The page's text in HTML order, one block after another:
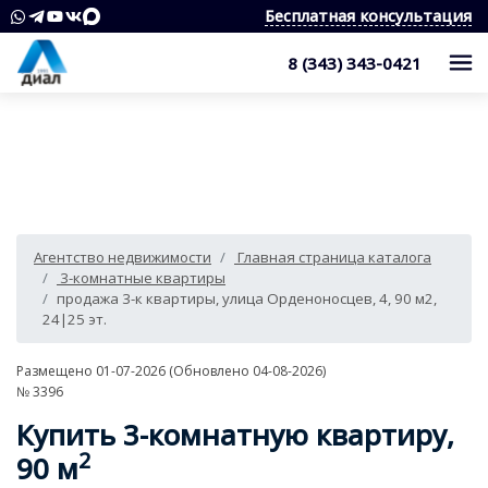
Бесплатная консультация
8 (343) 343-0421
1-комнатные квартиры
2-комнатные квартиры
4 и более комнатные квартиры
Комнаты
Дома, дачи, коттеджи
Участки
Аренда
Квартиры
Служба контроля качества
Наши награды
Специалист по недвижимости
Отзывы
Услуги
Продажа недвижимости
Покупка недвижимости
Покупка новостроек
Оценка квартиры
Для клиента
Как выбрать агентство недвижимости?
8 (343) 343-0421
Агентство недвижимости
Главная страница каталога
3-комнатные квартиры
продажа 3-к квартиры, улица Орденоносцев, 4, 90 м2,
24|25 эт.
Размещено 01-07-2026 (Обновлено 04-08-2026)
№ 3396
Купить 3-комнатную квартиру,
90 м2